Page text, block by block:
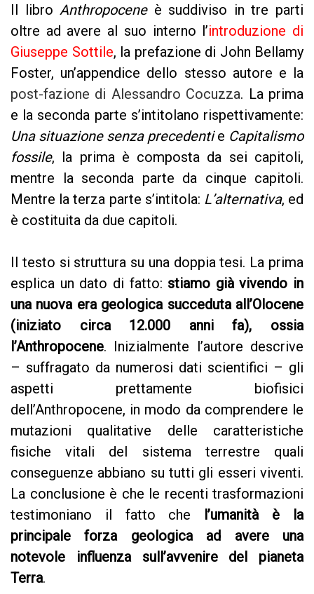
Il libroAnthropoceneè suddiviso in tre parti
oltre ad avere al suo interno l’introduzione di
Giuseppe Sottile, la prefazione di John Bellamy
Foster, un’appendice dello stesso autore e la
post-fazione di Alessandro Cocuzza. La prima
e la seconda parte s’intitolano rispettivamente:
Una situazione senza precedentie Capitalismo
fossile, la prima è composta da sei capitoli,
mentre la seconda parte da cinque capitoli.
Mentre la terza parte s’intitola: L’alternativa, ed
è costituita da due capitoli.
Il testo si struttura su una doppia tesi. La prima
esplica un dato di fatto: stiamo già vivendo in
una nuova era geologica succeduta all’Olocene
(iniziato circa 12.000 anni fa), ossia
l’Anthropocene. Inizialmente l’autore descrive
– suffragato da numerosi dati scientifici – gli
aspetti prettamente biofisici
dell’Anthropocene, in modo da comprendere le
mutazioni qualitative delle caratteristiche
fisiche vitali del sistema terrestre quali
conseguenze abbiano su tutti gli esseri viventi.
La conclusione è che le recenti trasformazioni
testimoniano il fatto che l’umanità è la
principale forza geologica ad avere una
notevole influenza sull’avvenire del pianeta
Terra.